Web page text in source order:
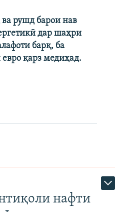
рушд барои нав
дар шаҳри
барқ, ба
қарз медиҳад.
нафти